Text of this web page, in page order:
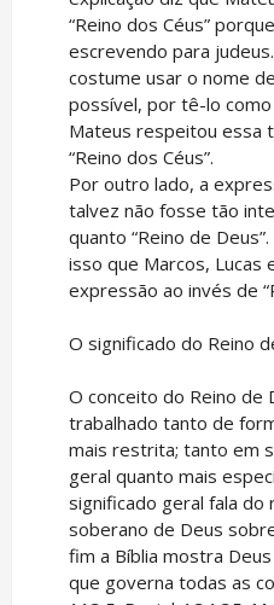
“Reino dos Céus”
escrevendo para
costume usar o nome
possível, por tê-lo
Mateus respeitou essa
“Reino dos Céus”.
Por outro lado, a
talvez não fosse tão
quanto “Reino de
isso que Marcos, Lucas
expressão ao invés de
O significado do Reino
O conceito do Reino de
trabalhado tanto de
mais restrita; tanto em
geral quanto mais
significado geral fala do
soberano de Deus
fim a Bíblia mostra
que governa todas as